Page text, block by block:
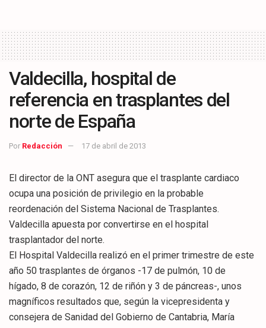
Valdecilla, hospital de
referencia en trasplantes del
norte de España
Por Redacción 17 de abril de 2013
El director de la ONT asegura que el trasplante cardiaco
ocupa una posición de privilegio en la probable
reordenación del Sistema Nacional de Trasplantes.
Valdecilla apuesta por convertirse en el hospital
trasplantador del norte.
El Hospital Valdecilla realizó en el primer trimestre de este
año 50 trasplantes de órganos -17 de pulmón, 10 de
hígado, 8 de corazón, 12 de riñón y 3 de páncreas-, unos
magníficos resultados que, según la vicepresidenta y
consejera de Sanidad del Gobierno de Cantabria, María